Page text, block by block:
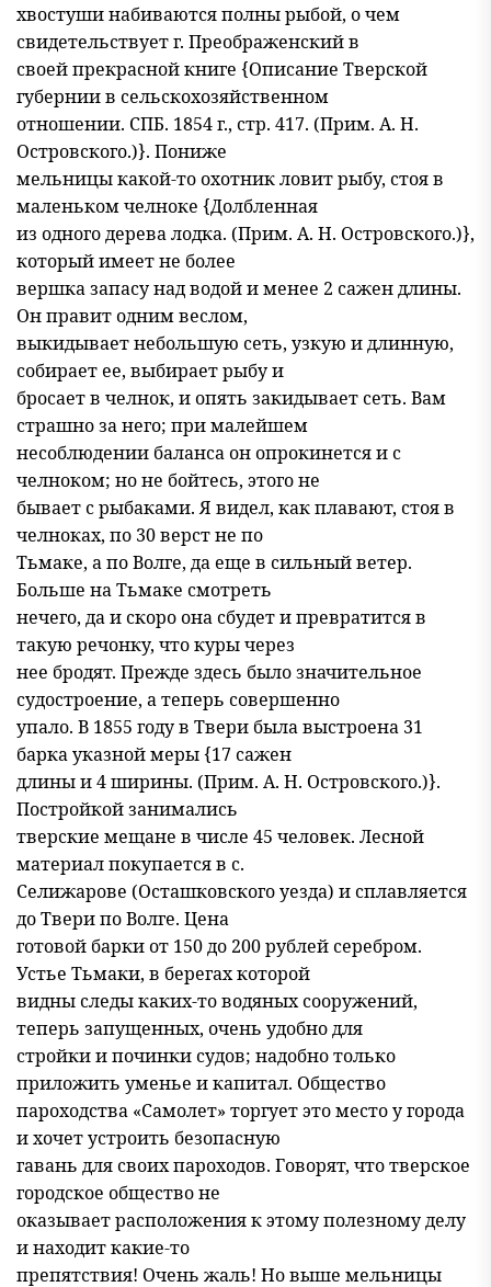
хвостуши набиваются полны рыбой, о чем
свидетельствует г. Преображенский в
своей прекрасной книге {Описание Тверской
губернии в сельскохозяйственном
отношении. СПБ. 1854 г., стр. 417. (Прим. А. Н.
Островского.)}. Пониже
мельницы какой-то охотник ловит рыбу, стоя в
маленьком челноке {Долбленная
из одного дерева лодка. (Прим. А. Н. Островского.)},
который имеет не более
вершка запасу над водой и менее 2 сажен длины.
Он правит одним веслом,
выкидывает небольшую сеть, узкую и длинную,
собирает ее, выбирает рыбу и
бросает в челнок, и опять закидывает сеть. Вам
страшно за него; при малейшем
несоблюдении баланса он опрокинется и с
челноком; но не бойтесь, этого не
бывает с рыбаками. Я видел, как плавают, стоя в
челноках, по 30 верст не по
Тьмаке, а по Волге, да еще в сильный ветер.
Больше на Тьмаке смотреть
нечего, да и скоро она сбудет и превратится в
такую речонку, что куры через
нее бродят. Прежде здесь было значительное
судостроение, а теперь совершенно
упало. В 1855 году в Твери была выстроена 31
барка указной меры {17 сажен
длины и 4 ширины. (Прим. А. Н. Островского.)}.
Постройкой занимались
тверские мещане в числе 45 человек. Лесной
материал покупается в с.
Селижарове (Осташковского уезда) и сплавляется
до Твери по Волге. Цена
готовой барки от 150 до 200 рублей серебром.
Устье Тьмаки, в берегах которой
видны следы каких-то водяных сооружений,
теперь запущенных, очень удобно для
стройки и починки судов; надобно только
приложить уменье и капитал. Общество
пароходства «Самолет» торгует это место у города
и хочет устроить безопасную
гавань для своих пароходов. Говорят, что тверское
городское общество не
оказывает расположения к этому полезному делу
и находит какие-то
препятствия! Очень жаль! Но выше мельницы